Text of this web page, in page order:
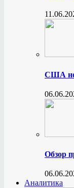
США не
Обзор
Аналитика